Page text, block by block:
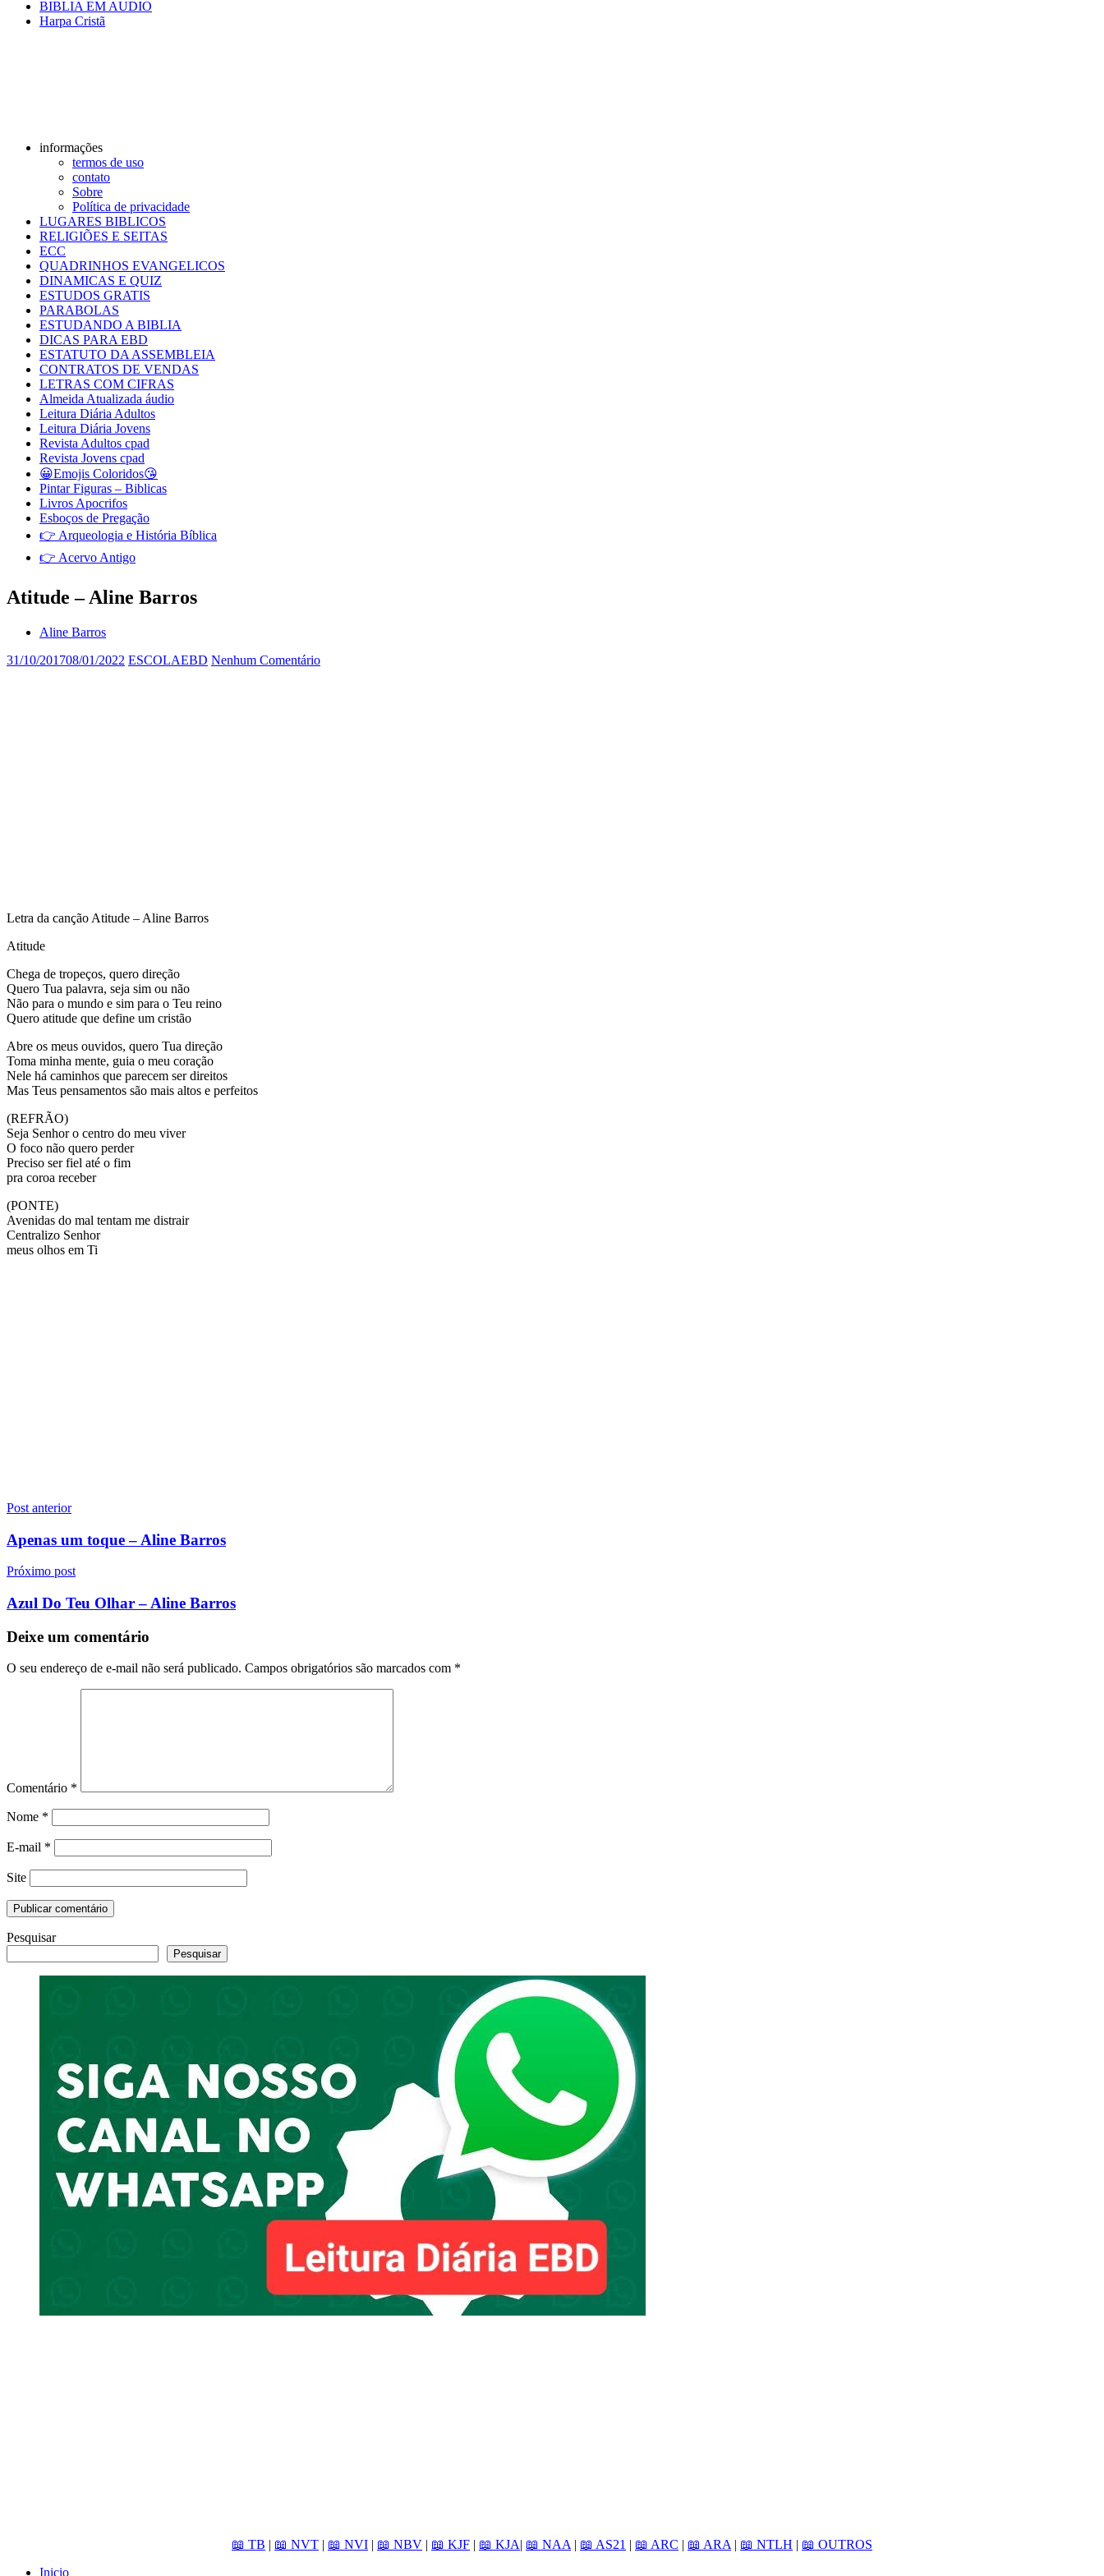
BIBLIA EM AUDIO
Harpa Cristã
informações
termos de uso
contato
Sobre
Política de privacidade
LUGARES BIBLICOS
RELIGIÕES E SEITAS
ECC
QUADRINHOS EVANGELICOS
DINAMICAS E QUIZ
ESTUDOS GRATIS
PARABOLAS
ESTUDANDO A BIBLIA
DICAS PARA EBD
ESTATUTO DA ASSEMBLEIA
CONTRATOS DE VENDAS
LETRAS COM CIFRAS
Almeida Atualizada áudio
Leitura Diária Adultos
Leitura Diária Jovens
Revista Adultos cpad
Revista Jovens cpad
😀Emojis Coloridos😘
Pintar Figuras – Biblicas
Livros Apocrifos
Esboços de Pregação
👉 Arqueologia e História Bíblica
👉 Acervo Antigo
Atitude – Aline Barros
Aline Barros
31/10/201708/01/2022 ESCOLAEBD Nenhum Comentário
Letra da canção Atitude – Aline Barros
Atitude
Chega de tropeços, quero direção
Quero Tua palavra, seja sim ou não
Não para o mundo e sim para o Teu reino
Quero atitude que define um cristão
Abre os meus ouvidos, quero Tua direção
Toma minha mente, guia o meu coração
Nele há caminhos que parecem ser direitos
Mas Teus pensamentos são mais altos e perfeitos
(REFRÃO)
Seja Senhor o centro do meu viver
O foco não quero perder
Preciso ser fiel até o fim
pra coroa receber
(PONTE)
Avenidas do mal tentam me distrair
Centralizo Senhor
meus olhos em Ti
Navegação
de
Post
Post anterior
Apenas um toque – Aline Barros
Próximo post
Azul Do Teu Olhar – Aline Barros
Deixe um comentário
O seu endereço de e-mail não será publicado. Campos obrigatórios são marcados com *
Comentário *
Nome *
E-mail *
Site
Pesquisar
Pesquisar
📖 TB | 📖 NVT | 📖 NVI | 📖 NBV | 📖 KJF | 📖 KJA| 📖 NAA| 📖 AS21 | 📖 ARC | 📖 ARA| 📖 NTLH | 📖 OUTROS
Inicio